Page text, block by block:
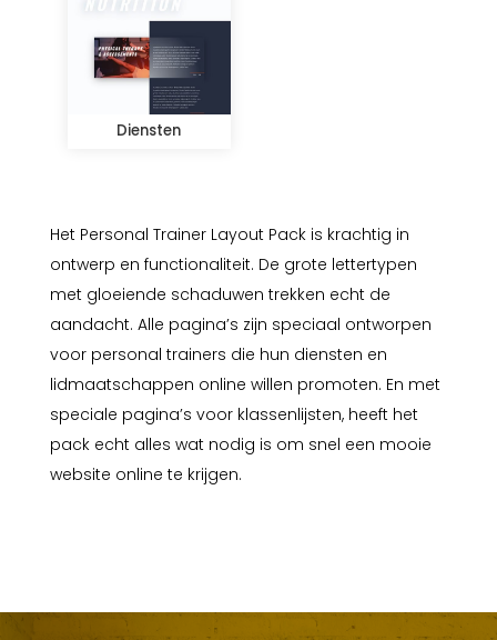
Het Personal Trainer Layout Pack is krachtig in
ontwerp en functionaliteit. De grote lettertypen
met gloeiende schaduwen trekken echt de
aandacht. Alle pagina’s zijn speciaal ontworpen
voor personal trainers die hun diensten en
lidmaatschappen online willen promoten. En met
speciale pagina’s voor klassenlijsten, heeft het
pack echt alles wat nodig is om snel een mooie
website online te krijgen.
Diensten